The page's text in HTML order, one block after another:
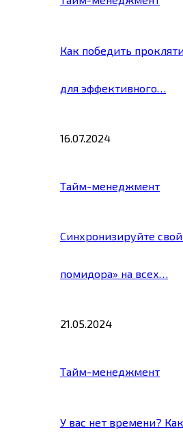
Как победить
для эффективного…
16.07.2024
Тайм-менеджмент
Синхронизируйте
помидора» на всех…
21.05.2024
Тайм-менеджмент
У вас нет времени?